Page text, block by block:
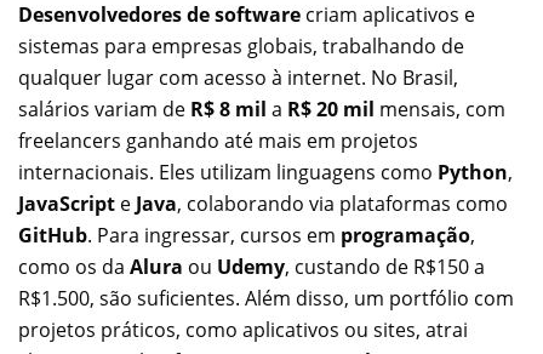
Desenvolvedores de software criam aplicativos e
sistemas para empresas globais, trabalhando de
qualquer lugar com acesso à internet. No Brasil,
salários variam de R$ 8 mil a R$ 20 mil mensais, com
freelancers ganhando até mais em projetos
internacionais. Eles utilizam linguagens como Python,
JavaScript e Java, colaborando via plataformas como
GitHub. Para ingressar, cursos em programação,
como os da Alura ou Udemy, custando de R$150 a
R$1.500, são suficientes. Além disso, um portfólio com
projetos práticos, como aplicativos ou sites, atrai